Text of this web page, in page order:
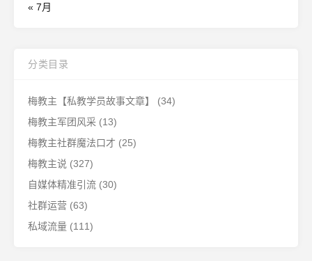
« 7月
分类目录
梅教主【私教学员故事文章】
(34)
梅教主军团风采 (13)
梅教主社群魔法口才 (25)
梅教主说 (327)
自媒体精准引流 (30)
社群运营 (63)
私域流量 (111)